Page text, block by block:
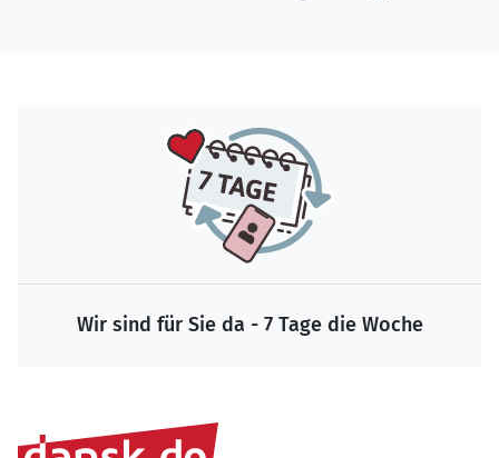
Wir sind für Sie da - 7 Tage die Woche